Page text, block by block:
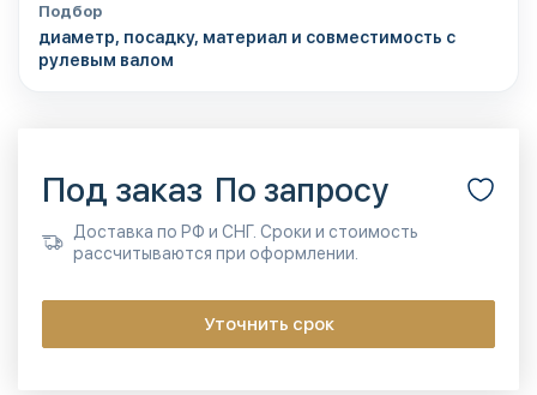
Подбор
диаметр, посадку, материал и совместимость с
рулевым валом
Под заказ По запросу
Доставка по РФ и СНГ. Сроки и стоимость
рассчитываются при оформлении.
Уточнить срок